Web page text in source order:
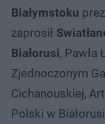
Białymstoku
zaprosił
Białorusi,
Zjednoczonym
Cichanouskiej,
Polski w